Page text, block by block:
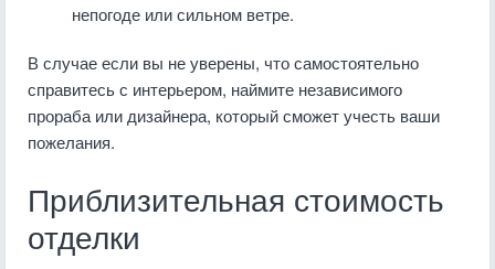
непогоде или сильном ветре.
В случае если вы не уверены, что самостоятельно
справитесь с интерьером, наймите независимого
прораба или дизайнера, который сможет учесть ваши
пожелания.
Приблизительная стоимость
отделки